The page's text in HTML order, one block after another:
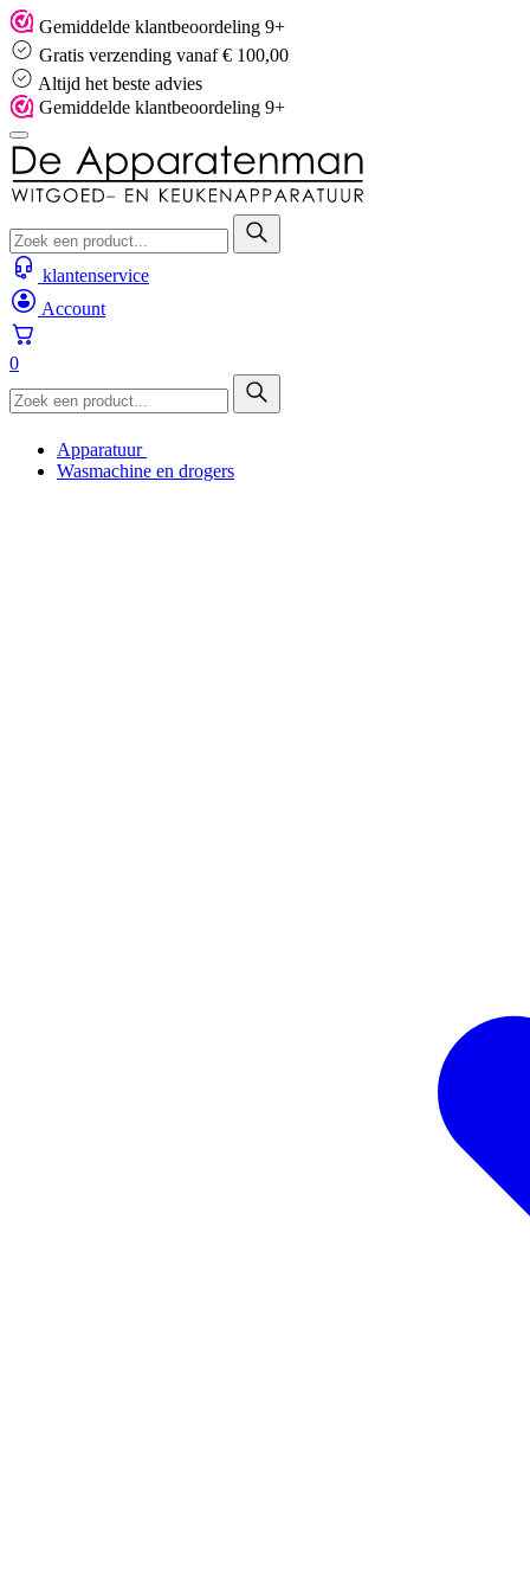
Skip
to
content
Gemiddelde klantbeoordeling 9+
Gratis verzending vanaf € 100,00
Altijd het beste advies
Gemiddelde klantbeoordeling 9+
klantenservice
Account
0
Apparatuur
Wasmachine en drogers